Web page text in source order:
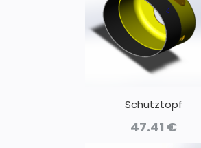
Schutztopf
47.41 €